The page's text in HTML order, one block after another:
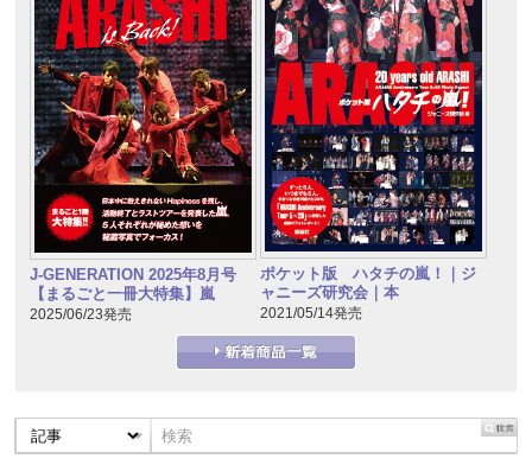
J-GENERATION 2025年8月号
【まるごと一冊大特集】嵐
2025/06/23発売
ポケット版 ハタチの嵐！｜ジ
ャニーズ研究会｜本
2021/05/14発売